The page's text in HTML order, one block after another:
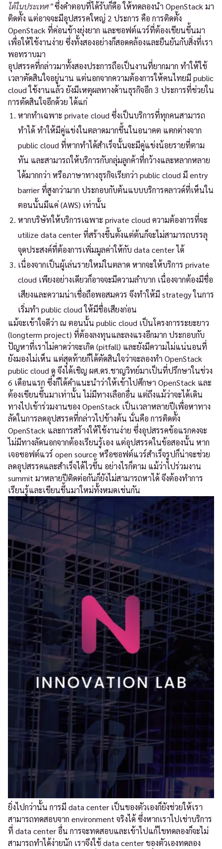
ได้ในประเทศ”ซึ่งคำตอบที่ได้รับก็คือ ให้ทดลองนำ OpenStack มา
ติดตั้ง แต่อาจจะมีอุปสรรคใหญ่ 2 ประการ คือ การติดตั้ง
OpenStack ที่ค่อนข้างยุ่งยาก และซอฟต์แวร์ที่ต้องเขียนขึ้นมา
เพื่อให้ใช้งานง่าย ซึ่งทั้งสองอย่างก็สอดคล้องและยืนยันกับสิ่งที่เรา
พอทราบมา
อุปสรรคที่กล่าวมาทั้งสองประการถือเป็นงานที่ยากมาก ทำให้ใช้
เวลาตัดสินใจอยู่นาน แต่นอกจากความต้องการให้คนไทยมี public
cloud ใช้งานแล้ว ยังมีเหตุผลทางด้านธุรกิจอีก 3 ประการที่ช่วยใน
การตัดสินใจอีกด้วย ได้แก่
หากทำเฉพาะ private cloud ซึ่งเป็นบริการที่ทุกคนสามารถ
ทำได้ ทำให้มีคู่แข่งในตลาดมากขึ้นในอนาคต แตกต่างจาก
public cloud ที่หากทำได้สำเร็จนั้นจะมีคู่แข่งน้อยรายที่ตาม
ทัน และสามารถให้บริการกับกลุ่มลูกค้าที่กว้างและหลากหลาย
ได้มากกว่า หรือภาษาทางธุรกิจเรียกว่า public cloud มี entry
barrier ที่สูงกว่ามาก ประกอบกับต้นแบบบริการคลาวด์ที่เห็นใน
ตอนนั้นมีแค่ (AWS) เท่านั้น
หากบริษัทให้บริการเฉพาะ private cloud ความต้องการที่จะ
utilize data center ที่สร้างขึ้นตั้งแต่ต้นก็จะไม่สามารถบรรลุ
จุดประสงค์ที่ต้องการเพิ่มมูลค่าให้กับ data center ได้
เนื่องจากเป็นผู้เล่นรายใหม่ในตลาด หากจะให้บริการ private
cloud เพียงอย่างเดียวก็อาจจะมีความลำบาก เนื่องจากต้องมีชื่อ
เสียงและความน่าเชื่อถือพอสมควร จึงทำให้มี strategy ในการ
เริ่มทำ public cloud ให้มีชื่อเสียงก่อน
แม้จะเข้าใจดีว่า ณ ตอนนั้น public cloud เป็นโครงการระยะยาว
(longterm project) ที่ต้องลงทุนและลงแรงอีกมาก ประกอบกับ
ปัญหาที่เราไม่คาดว่าจะเกิด (pitfall) และยังมีความไม่แน่นอนที่
ยังมองไม่เห็น แต่สุดท้ายก็ได้ตัดสินใจว่าจะลองทำ OpenStack
public cloud ดู จึงได้เชิญ ผศ.ดร.ชาญวิทย์มาเป็นที่ปรึกษาในช่วง
6 เดือนแรก ซึ่งก็ได้คำแนะนำว่าให้เข้าไปศึกษา OpenStack และ
ต้องเขียนขึ้นมาเท่านั้น ไม่มีทางเลือกอื่น แต่ถึงแม้ว่าจะได้เดิน
ทางไปเข้าร่วมงานของ OpenStack เป็นเวลาหลายปีเพื่อหาทาง
ลัดในการลดอุปสรรคที่กล่าวไปข้างต้น นั่นคือ การติดตั้ง
OpenStack และการสร้างให้ใช้งานง่าย ซึ่งอุปสรรคข้อแรกคงจะ
ไม่มีทางลัดนอกจากต้องเรียนรู้เอง แต่อุปสรรคในข้อสองนั้น หาก
เจอซอฟต์แวร์ open source หรือซอฟต์แวร์สำเร็จรูปก็น่าจะช่วย
ลดอุปสรรคและสำเร็จได้ไวขึ้น อย่างไรก็ตาม แม้ว่าไปร่วมงาน
summit มาหลายปีติดต่อกันก็ยังไม่สามารถหาได้ จึงต้องทำการ
เรียนรู้และเขียนขึ้นมาใหม่ทั้งหมดเช่นกัน
ยิ่งไปกว่านั้น การมี data center เป็นของตัวเองก็ยังช่วยให้เรา
สามารถทดสอบจาก environment จริงได้ ซึ่งหากเราไปเช่าบริการ
ที่ data center อื่น การจะทดสอบและเข้าไปแก้ไขทดลองก็จะไม่
สามารถทำได้ง่ายนัก เราจึงใช้ data center ของตัวเองทดลอง